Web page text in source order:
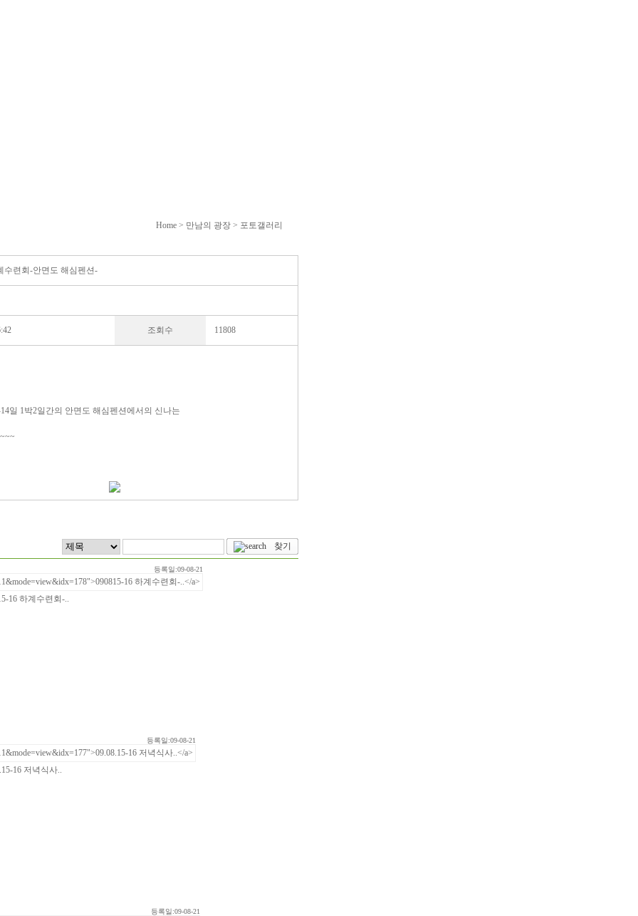
Home > 만남의 광장 > 포토갤러리
수련회-안면도 해심펜션-
조회수 11808
일 1박2일간의 안면도 해심펜션에서의 신나는
등록일:09-08-21
16 하계수련회-..
등록일:09-08-21
16 저녁식사..
등록일:09-08-21